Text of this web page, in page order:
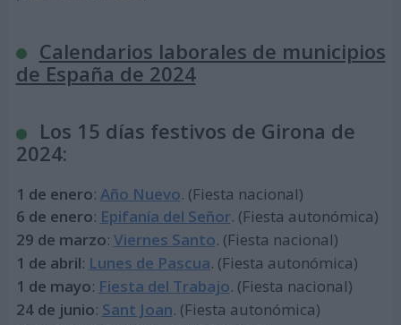
Calendarios laborales de municipios
de España de 2024
Los 15 días festivos de Girona de
2024:
1 de enero: Año Nuevo. (Fiesta nacional)
6 de enero: Epifanía del Señor. (Fiesta autonómica)
29 de marzo: Viernes Santo. (Fiesta nacional)
1 de abril: Lunes de Pascua. (Fiesta autonómica)
1 de mayo: Fiesta del Trabajo. (Fiesta nacional)
24 de junio: Sant Joan. (Fiesta autonómica)